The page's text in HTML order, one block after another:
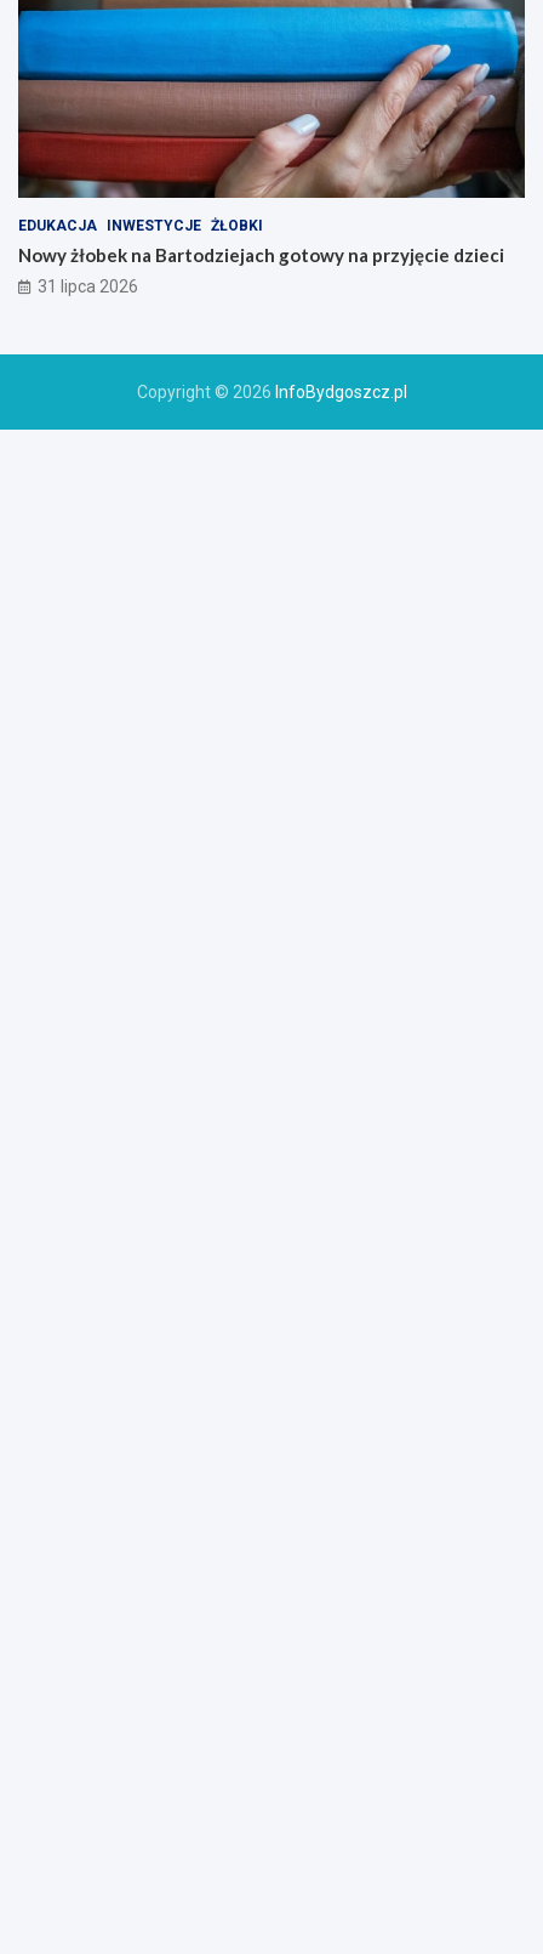
EDUKACJA INWESTYCJE ŻŁOBKI
Nowy żłobek na Bartodziejach gotowy na przyjęcie dzieci
31 lipca 2026
Copyright © 2026 InfoBydgoszcz.pl